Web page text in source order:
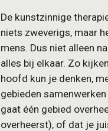
De kunstzinnige
niets zweverigs, maar
mens. Dus niet alleen
alles bij elkaar. Zo
hoofd kun je denken,
gebieden
gaat één gebied
overheerst), of dat je